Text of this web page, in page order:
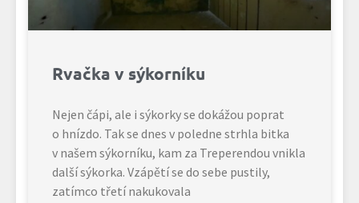
Rvačka v sýkorníku
Nejen čápi, ale i sýkorky se dokážou poprat
o hnízdo. Tak se dnes v poledne strhla bitka
v našem sýkorníku, kam za Treperendou vnikla
další sýkorka. Vzápětí se do sebe pustily,
zatímco třetí nakukovala